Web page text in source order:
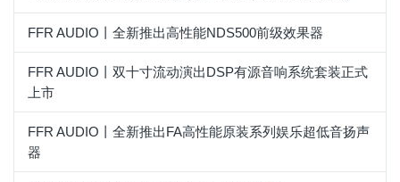
FFR AUDIO丨全新推出高性能NDS500前级效果器
FFR AUDIO丨双十寸流动演出DSP有源音响系统套装正式
上市
FFR AUDIO丨全新推出FA高性能原装系列娱乐超低音扬声
器